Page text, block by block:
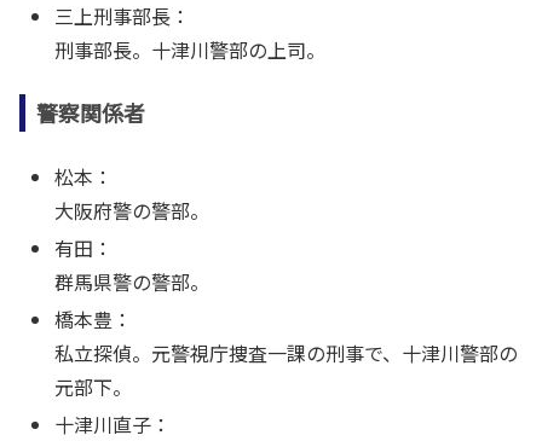
三上刑事部長：
刑事部長。十津川警部の上司。
警察関係者
松本：
大阪府警の警部。
有田：
群馬県警の警部。
橋本豊：
私立探偵。元警視庁捜査一課の刑事で、十津川警部の
元部下。
十津川直子：